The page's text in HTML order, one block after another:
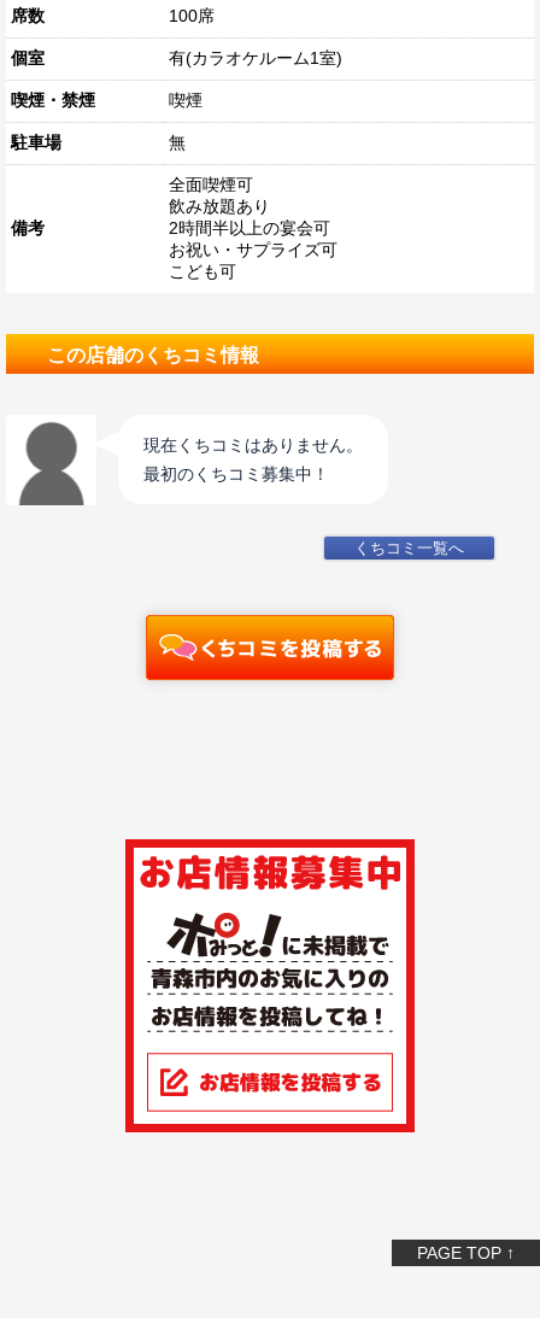
席数 100席
個室 有(カラオケルーム1室)
喫煙・禁煙 喫煙
駐車場 無
備考
全面喫煙可
飲み放題あり
2時間半以上の宴会可
お祝い・サプライズ可
こども可
この店舗のくちコミ情報
現在くちコミはありません。
最初のくちコミ募集中！
くちコミ一覧へ
PAGE TOP ↑